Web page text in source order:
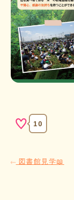
10
図書館見学📖